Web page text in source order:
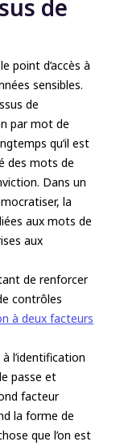
de
point d’accès à
sensibles.
de
par mot de
qu’il est
des mots de
Dans un
la
aux mots de
aux
de renforcer
contrôles
à deux facteurs
l’identification
passe et
facteur
la forme de
que l’on est